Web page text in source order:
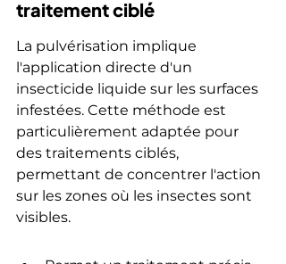
traitement ciblé
La pulvérisation implique
l'application directe d'un
insecticide liquide sur les surfaces
infestées. Cette méthode est
particulièrement adaptée pour
des traitements ciblés,
permettant de concentrer l'action
sur les zones où les insectes sont
visibles.